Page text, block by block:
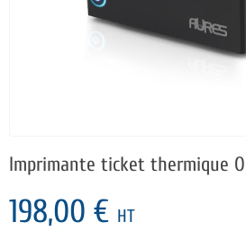
Imprimante ticket thermique
198,00 € HT